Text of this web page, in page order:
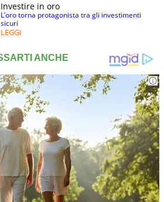
Investire in oro
L’oro torna protagonista tra gli investimenti
sicuri
LEGGI